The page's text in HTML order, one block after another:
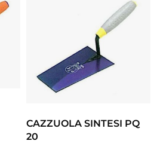
CAZZUOLA SINTESI PQ
20